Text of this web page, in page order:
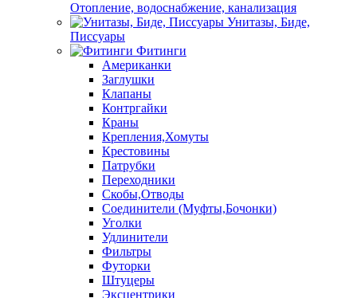
Отопление, водоснабжение, канализация
Унитазы, Биде,
Писсуары
Фитинги
Американки
Заглушки
Клапаны
Контргайки
Краны
Крепления,Хомуты
Крестовины
Патрубки
Переходники
Скобы,Отводы
Соединители (Муфты,Бочонки)
Уголки
Удлинители
Фильтры
Футорки
Штуцеры
Эксцентрики